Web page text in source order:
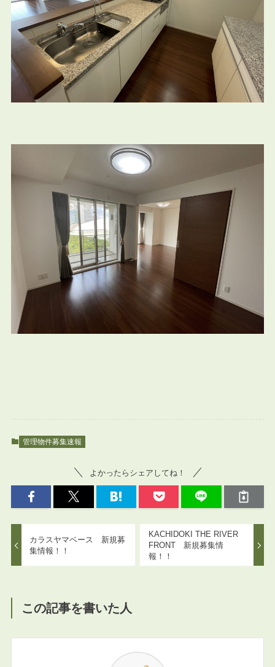
管理物件募集速報
よかったらシェアしてね！
カラスヤマベース 新規募
集情報！！
KACHIDOKI THE RIVER
FRONT 新規募集情
報！！
この記事を書いた人